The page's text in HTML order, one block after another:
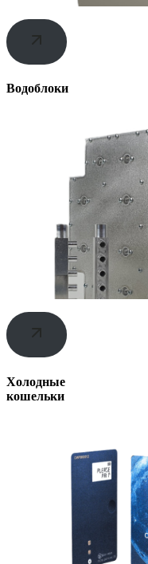
Водоблоки
Холодные
кошельки